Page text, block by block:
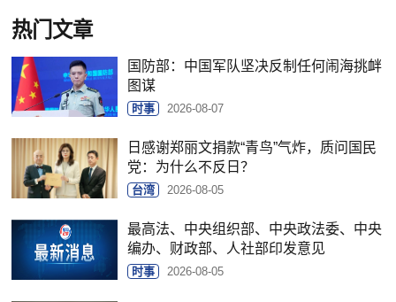
热门文章
国防部：中国军队坚决反制任何闹海挑衅
图谋
时事 2026-08-07
日感谢郑丽文捐款“青鸟”气炸，质问国民
党：为什么不反日？
台湾 2026-08-05
最高法、中央组织部、中央政法委、中央
编办、财政部、人社部印发意见
时事 2026-08-05